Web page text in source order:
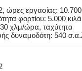
ώρες εργασίας:
φορτίου: 5.000
χλμ/ώρα, ταχύτητα
δυναμοδότη: 540